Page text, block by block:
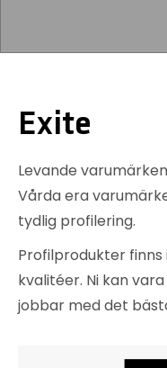
Exite
Levande varumärken
Vårda era
tydlig profilering.
Profilprodukter
kvalitéer. Ni kan
jobbar med det